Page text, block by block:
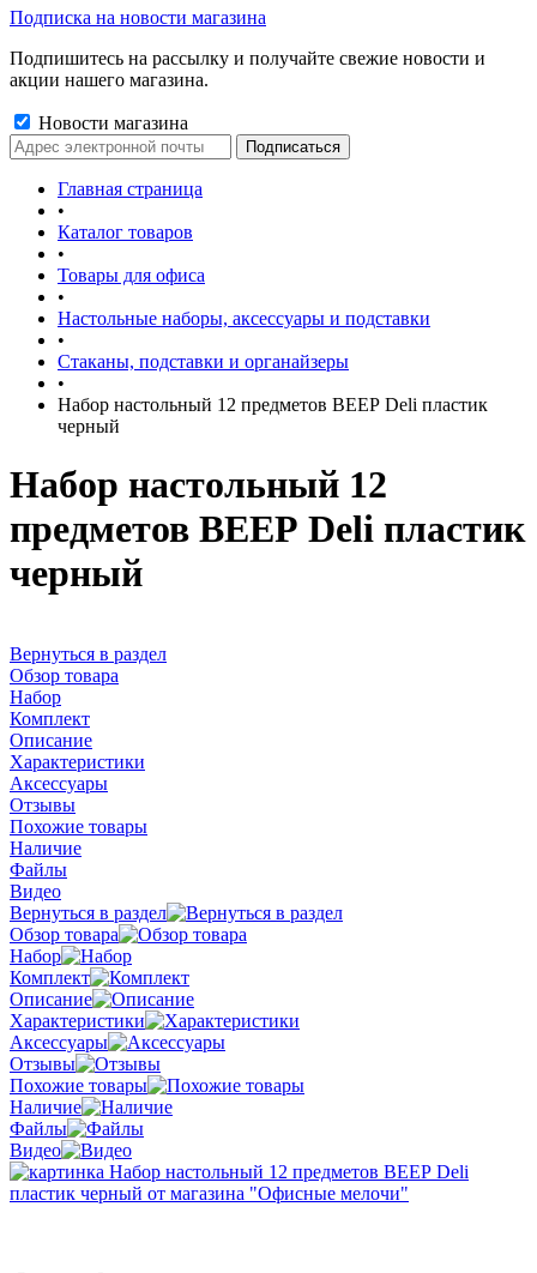
Подписка на новости магазина
Подпишитесь на рассылку и получайте свежие новости и
акции нашего магазина.
Новости магазина
Главная страница
•
Каталог товаров
•
Товары для офиса
•
Настольные наборы, аксессуары и подставки
•
Стаканы, подставки и органайзеры
•
Набор настольный 12 предметов ВЕЕР Deli пластик
черный
Набор настольный 12
предметов ВЕЕР Deli пластик
черный
Вернуться в раздел
Обзор товара
Набор
Комплект
Описание
Характеристики
Аксессуары
Отзывы
Похожие товары
Наличие
Файлы
Видео
Вернуться в раздел
Обзор товара
Набор
Комплект
Описание
Характеристики
Аксессуары
Отзывы
Похожие товары
Наличие
Файлы
Видео